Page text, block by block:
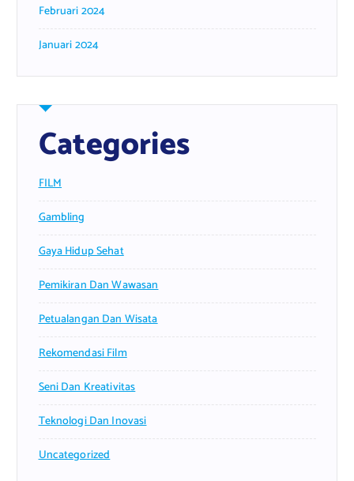
Februari 2024
Januari 2024
Categories
FILM
Gambling
Gaya Hidup Sehat
Pemikiran Dan Wawasan
Petualangan Dan Wisata
Rekomendasi Film
Seni Dan Kreativitas
Teknologi Dan Inovasi
Uncategorized